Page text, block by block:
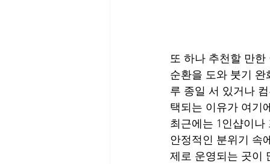
또 하나 추천할 만
순환을 도와 붓기
루 종일 서 있거나
택되는 이유가 여기
최근에는 1인샵이
안정적인 분위기 속
제로 운영되는 곳이